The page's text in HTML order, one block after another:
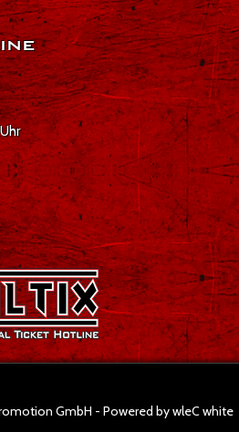
GmbH - Powered by wleC white